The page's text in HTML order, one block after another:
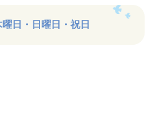
日・日曜日・祝日